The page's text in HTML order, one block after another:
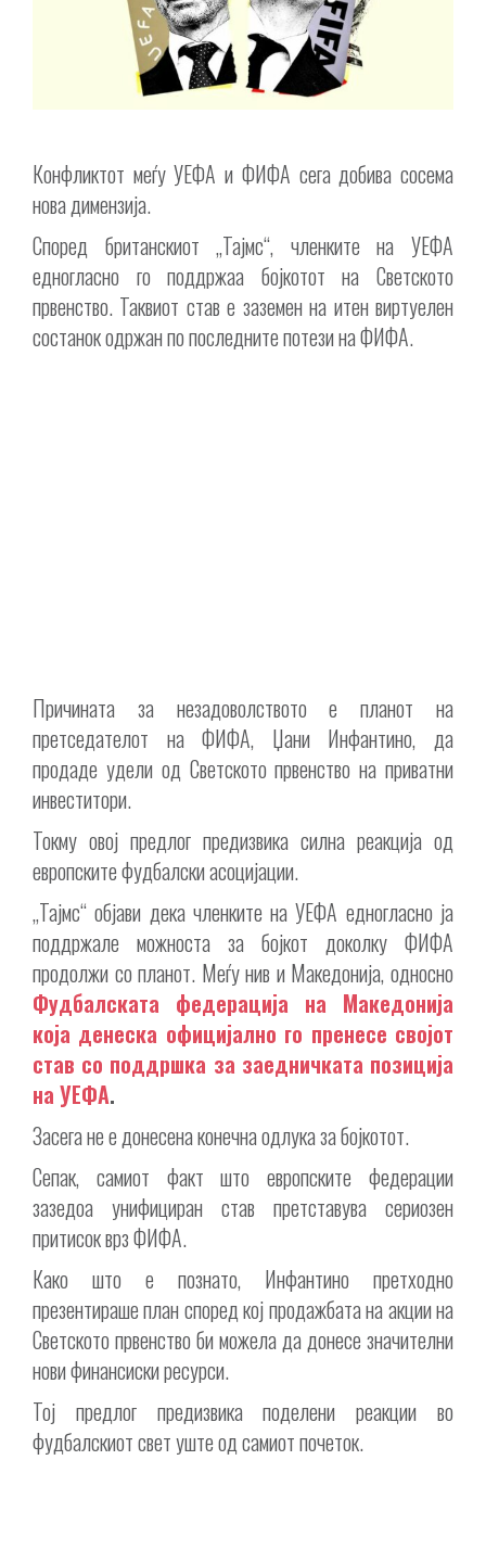
Конфликтот меѓу УЕФА и ФИФА сега добива сосема
нова димензија.
Според британскиот „Тајмс“, членките на УЕФА
едногласно го поддржаа бојкотот на Светското
првенство. Таквиот став е заземен на итен виртуелен
состанок одржан по последните потези на ФИФА.
Причината за незадоволството е планот на
претседателот на ФИФА, Џани Инфантино, да
продаде удели од Светското првенство на приватни
инвеститори.
Токму овој предлог предизвика силна реакција од
европските фудбалски асоцијации.
„Тајмс“ објави дека членките на УЕФА едногласно ја
поддржале можноста за бојкот доколку ФИФА
продолжи со планот. Меѓу нив и Македонија, односно
Фудбалската федерација на Македонија
која денеска официјално го пренесе својот
став со поддршка за заедничката позиција
на УЕФА.
Засега не е донесена конечна одлука за бојкотот.
Сепак, самиот факт што европските федерации
зазедоа унифициран став претставува сериозен
притисок врз ФИФА.
Како што е познато, Инфантино претходно
презентираше план според кој продажбата на акции на
Светското првенство би можела да донесе значителни
нови финансиски ресурси.
Тој предлог предизвика поделени реакции во
фудбалскиот свет уште од самиот почеток.